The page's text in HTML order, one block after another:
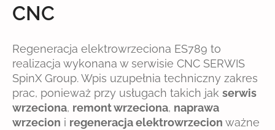
CNC
Regeneracja elektrowrzeciona ES789 to
realizacja wykonana w serwisie CNC SERWIS
SpinX Group. Wpis uzupełnia techniczny zakres
prac, ponieważ przy usługach takich jak serwis
wrzeciona, remont wrzeciona, naprawa
wrzecion i regeneracja elektrowrzecion ważne